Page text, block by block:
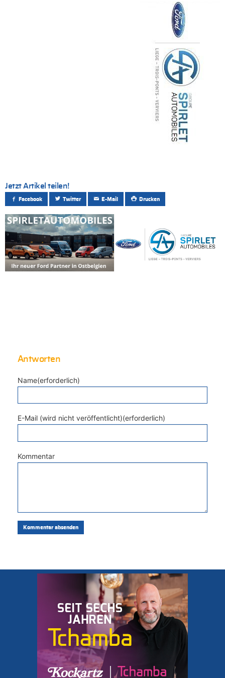
Jetzt Artikel teilen!
Facebook Twitter E-Mail Drucken
Antworten
Name(erforderlich)
E-Mail (wird nicht veröffentlicht)(erforderlich)
Kommentar